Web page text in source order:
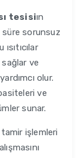
tesisiın
süre sorunsuz
sağlar ve
olur.
ve
sunar.
işlemleri